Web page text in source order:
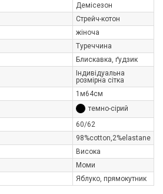
Демісезон
Стрейч-котон
жіноча
Туреччина
Блискавка, ґудзик
Індивідуальна
розмірна сітка
1м64см
темно-сірий
60/62
98%cotton,2%elastane
Висока
Моми
Яблуко, прямокутник